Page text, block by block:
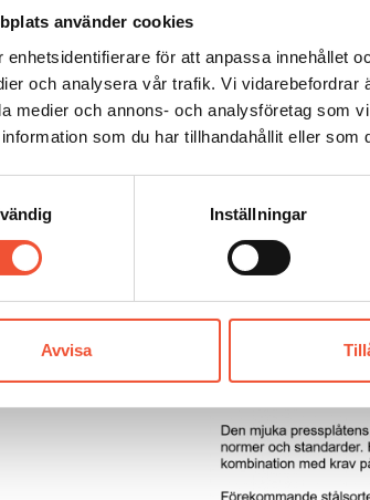
använder cookies
enhetsidentifierare för att anpassa innehållet
och analysera vår trafik. Vi vidarebefordrar
medier och annons- och analysföretag som
som du har tillhandahållit eller
Inställningar
Avvisa
Figur 46.